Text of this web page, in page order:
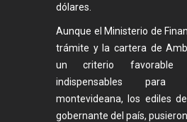
dólares.
Aunque el Ministerio de
trámite y la cartera de
un criterio favorable
indispensables para
montevideana, los ediles
gobernante del país,